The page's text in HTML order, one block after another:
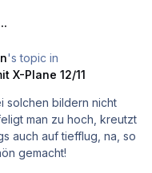
's topic in
X-Plane 12/11
solchen bildern nicht
man zu hoch, kreutzt
auch auf tiefflug, na, so
^^ schön gemacht!